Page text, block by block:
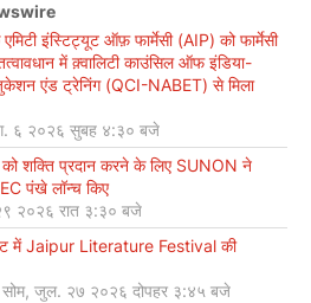
एमिटी इंस्टिट्यूट ऑफ़ फार्मेसी (AIP) को फार्मेसी
में क़्वालिटी काउंसिल ऑफ इंडिया-
एंड ट्रेनिंग (QCI-NABET) से मिला
६ २०२६ सुबह ४:३० बजे
शक्ति प्रदान करने के लिए SUNON ने
पंखे लॉन्च किए
२०२६ रात ३:३० बजे
में Jaipur Literature Festival की
जुल. २७ २०२६ दोपहर ३:४५ बजे